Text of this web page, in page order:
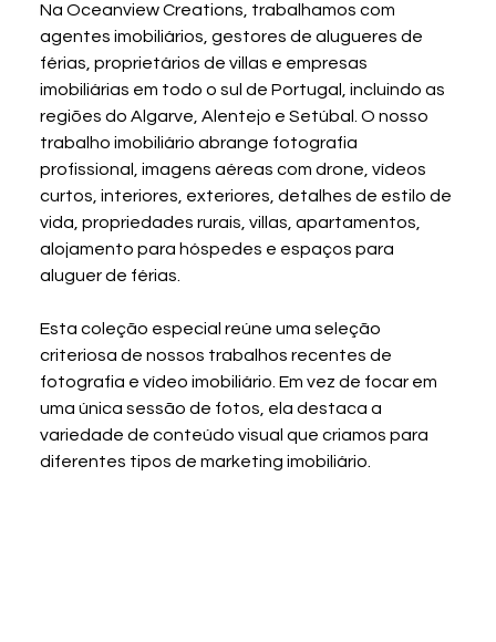
Na Oceanview Creations, trabalhamos com
agentes imobiliários, gestores de alugueres de
férias, proprietários de villas e empresas
imobiliárias em todo o sul de Portugal, incluindo as
regiões do Algarve, Alentejo e Setúbal. O nosso
trabalho imobiliário abrange fotografia
profissional, imagens aéreas com drone, vídeos
curtos, interiores, exteriores, detalhes de estilo de
vida, propriedades rurais, villas, apartamentos,
alojamento para hóspedes e espaços para
aluguer de férias.
Esta coleção especial reúne uma seleção
criteriosa de nossos trabalhos recentes de
fotografia e vídeo imobiliário. Em vez de focar em
uma única sessão de fotos, ela destaca a
variedade de conteúdo visual que criamos para
diferentes tipos de marketing imobiliário.